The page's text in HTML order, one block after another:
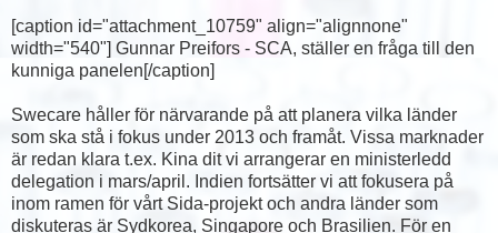
[caption id="attachment_10759" align="alignnone"
width="540"] Gunnar Preifors - SCA, ställer en fråga till den
kunniga panelen[/caption]
Swecare håller för närvarande på att planera vilka länder
som ska stå i fokus under 2013 och framåt. Vissa marknader
är redan klara t.ex. Kina dit vi arrangerar en ministerledd
delegation i mars/april. Indien fortsätter vi att fokusera på
inom ramen för vårt Sida-projekt och andra länder som
diskuteras är Sydkorea, Singapore och Brasilien. För en